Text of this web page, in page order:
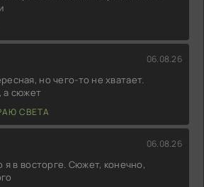
06.08.26
но чего-то не хватает.
а сюжет
СВЕТА
06.08.26
я в восторге. Сюжет, конечно,